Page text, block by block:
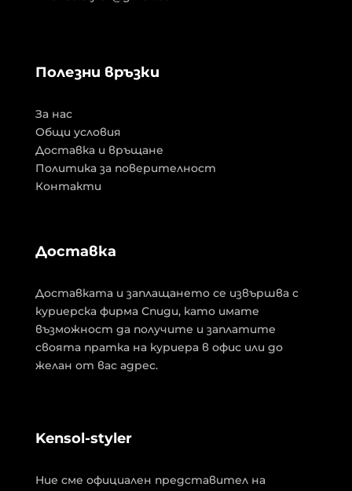
Полезни връзки
За нас
Общи условия
Доставка и връщане
Политика за поверителност
Контакти
Доставка
Доставката и заплащането се извършва с
куриерска фирма Спиди, като имате
възможност да получите и заплатите
своята пратка на куриера в офис или до
желан от вас адрес.
Kensol-styler
Ние сме официален представител на